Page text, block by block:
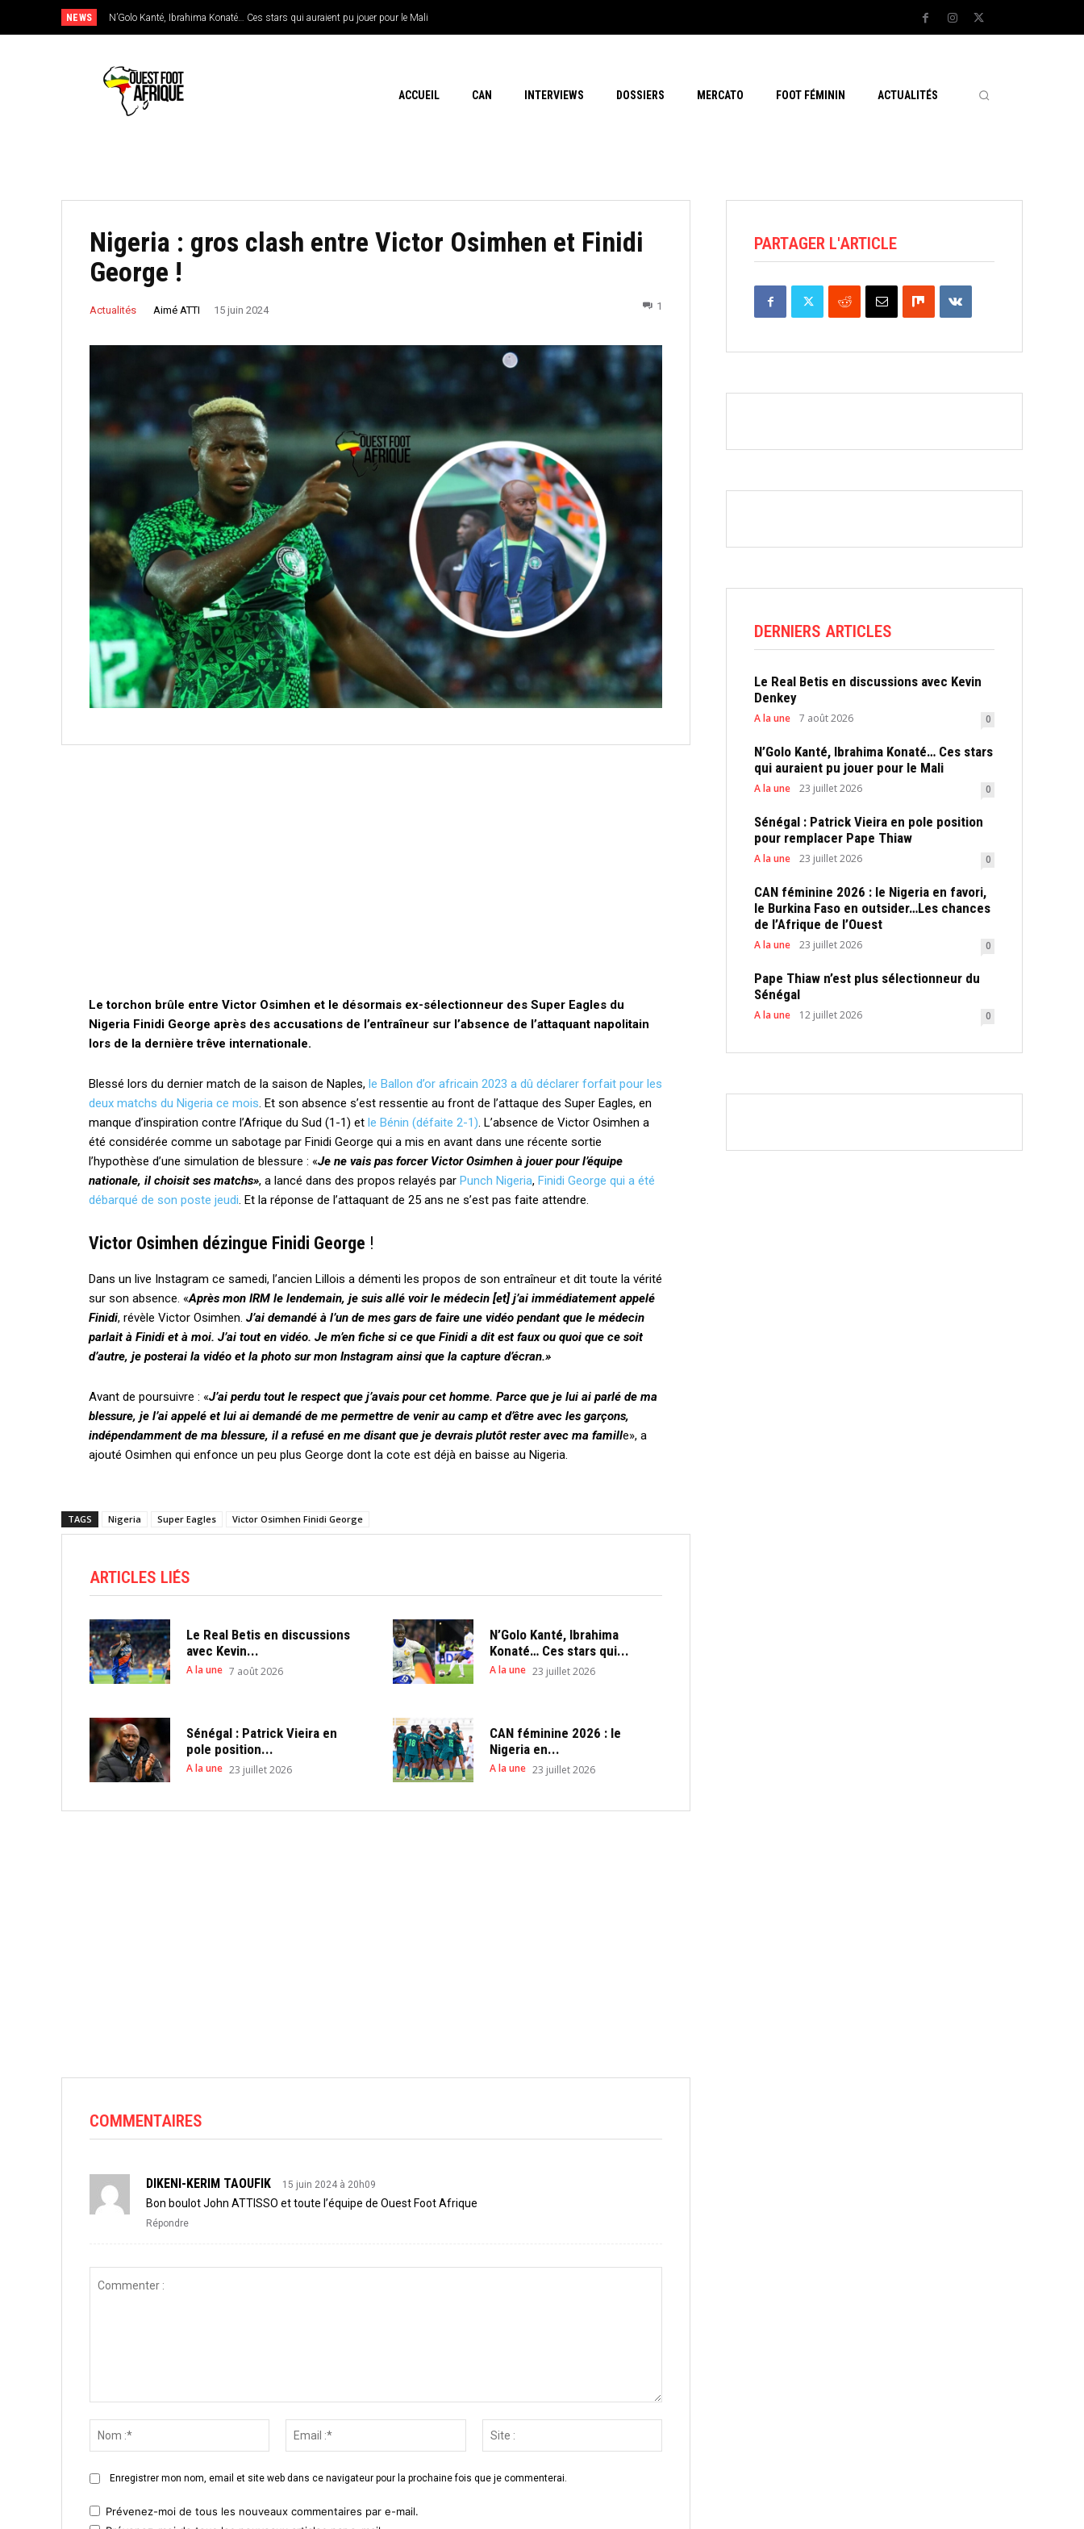
NEWS N’Golo Kanté, Ibrahima Konaté… Ces stars qui auraient pu jouer pour le Mali
Sénégal : Patrick Vieira en pole position pour remplacer Pape Thiaw
ACCUEIL CAN INTERVIEWS DOSSIERS MERCATO FOOT FÉMININ ACTUALITÉS
Nigeria : gros clash entre Victor Osimhen et Finidi
George !
Actualités Aimé ATTI 15 juin 2024 1
Le torchon brûle entre Victor Osimhen et le désormais ex-sélectionneur des Super Eagles du
Nigeria Finidi George après des accusations de l’entraîneur sur l’absence de l’attaquant napolitain
lors de la dernière trêve internationale.
Blessé lors du dernier match de la saison de Naples, le Ballon d’or africain 2023 a dû déclarer forfait pour les
deux matchs du Nigeria ce mois. Et son absence s’est ressentie au front de l’attaque des Super Eagles, en
manque d’inspiration contre l’Afrique du Sud (1-1) et le Bénin (défaite 2-1). L’absence de Victor Osimhen a
été considérée comme un sabotage par Finidi George qui a mis en avant dans une récente sortie
l’hypothèse d’une simulation de blessure : «Je ne vais pas forcer Victor Osimhen à jouer pour l’équipe
nationale, il choisit ses matchs», a lancé dans des propos relayés par Punch Nigeria, Finidi George qui a été
débarqué de son poste jeudi. Et la réponse de l’attaquant de 25 ans ne s’est pas faite attendre.
Victor Osimhen dézingue Finidi George !
Dans un live Instagram ce samedi, l’ancien Lillois a démenti les propos de son entraîneur et dit toute la vérité
sur son absence. «Après mon IRM le lendemain, je suis allé voir le médecin [et] j’ai immédiatement appelé
Finidi, révèle Victor Osimhen. J’ai demandé à l’un de mes gars de faire une vidéo pendant que le médecin
parlait à Finidi et à moi. J’ai tout en vidéo. Je m’en fiche si ce que Finidi a dit est faux ou quoi que ce soit
d’autre, je posterai la vidéo et la photo sur mon Instagram ainsi que la capture d’écran.»
Avant de poursuivre : «J’ai perdu tout le respect que j’avais pour cet homme. Parce que je lui ai parlé de ma
blessure, je l’ai appelé et lui ai demandé de me permettre de venir au camp et d’être avec les garçons,
indépendamment de ma blessure, il a refusé en me disant que je devrais plutôt rester avec ma famille», a
ajouté Osimhen qui enfonce un peu plus George dont la cote est déjà en baisse au Nigeria.
TAGS Nigeria Super Eagles Victor Osimhen Finidi George
ARTICLES LIÉS
Le Real Betis en discussions
avec Kevin...
A la une 7 août 2026
N’Golo Kanté, Ibrahima
Konaté… Ces stars qui...
A la une 23 juillet 2026
Sénégal : Patrick Vieira en
pole position...
A la une 23 juillet 2026
CAN féminine 2026 : le
Nigeria en...
A la une 23 juillet 2026
COMMENTAIRES
DIKENI-KERIM TAOUFIK 15 juin 2024 à 20h09
Bon boulot John ATTISSO et toute l’équipe de Ouest Foot Afrique
Répondre
Enregistrer mon nom, email et site web dans ce navigateur pour la prochaine fois que je commenterai.
Prévenez-moi de tous les nouveaux commentaires par e-mail.
PARTAGER L'ARTICLE
DERNIERS ARTICLES
Le Real Betis en discussions avec Kevin
Denkey
A la une 7 août 2026 0
N’Golo Kanté, Ibrahima Konaté… Ces stars
qui auraient pu jouer pour le Mali
A la une 23 juillet 2026 0
Sénégal : Patrick Vieira en pole position
pour remplacer Pape Thiaw
A la une 23 juillet 2026 0
CAN féminine 2026 : le Nigeria en favori,
le Burkina Faso en outsider…Les chances
de l’Afrique de l’Ouest
A la une 23 juillet 2026 0
Pape Thiaw n’est plus sélectionneur du
Sénégal
A la une 12 juillet 2026 0